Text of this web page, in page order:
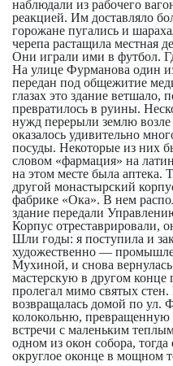
наблюдали из рабочего
реакцией. Им доставляло
горожане пугались и
черепа растащила местная
Они играли ими в футбол.
На улице Фурманова один
передан под общежитие
глазах это здание ветшало,
превратилось в руины.
нужд перерыли землю
оказалось удивительно
посуды. Некоторые из них
словом «фармация» на
на этом месте была аптека.
другой монастырский
фабрике «Ока». В нем
здание передали
Корпус отреставрировали,
Шли годы: я поступила и
художественно —
Мухиной, и снова
мастерскую в другом
пролегал мимо святых
возвращалась домой по ул.
колокольню, превращенную
встречи с маленьким
одном из окон собора,
округлое оконце в мощном